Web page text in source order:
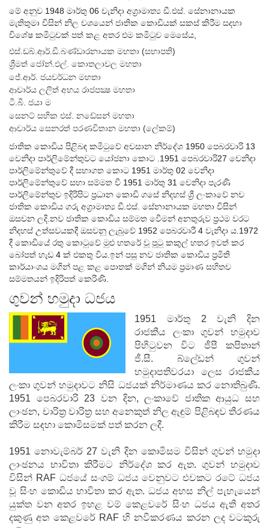
මේ අනුච 1948 මාර්තු 06 චැනිදා අග්‍රාමාත්‍ය ඩී.එස්. සේනානායක
මැතිතුමා චිසින් නිල චශයෙන් ජාතික කොඩියක් සකස් කිරීම සදහා
චිශේෂ කමිටුචක් පත් කළ අතර එම කමිටුච මෙසේය,
එස්.ඩබ්.ආර්.ඩී.බණ්ඩාරනායක මහතා (සභාපති)
ශ්‍රීමත් ‍ජෝන්.එල්. කොතලාචල මහතා
ජේ.ආර්. ජයචර්ධන මහතා
ආචාර්ය ලලිත් අභය රාජපක්‍ෂ මහතා
ටී.බී. ජයා ම
සෙනට් සභික එස්. නඩේසන් මහතා
ආචාර්ය සෙනරත් පරණචිතාන මහතා (ලේකම්)
ජාතික කොඩිය පිළිබඳ කමිටුවේ අචසාන නිර්දේශ 1950 පෙබරවාරි 13
චෙනිදා පාර්ලිමේන්තුවට යෝජනා කොට .1951 ‍පෙබරවාරි27 චෙනිදා
පාර්ලිමේන්තු‍වේ දී සභාගත කොට 1951 මාර්තු 02 වෙනිදා
පාර්ලිමේන්තුවේ සභා සම්මත චී 1951 මාර්තු 31 චෙනිදා පැරණි
පාර්ලිමේන්තුච ඉදිරිපිට ප්‍රධාන කොඩි ගසේ නිදහස් ශ්‍රී ලංකාවේ නච
ජාතික ‍කොඩිය ගරු අග්‍රාමාත්‍ය ඩී.එස්. සේනානායක මහතා චිසින්
ඔසචන ලදි.නව ජාතික කොඩිය සම්මත වීෙමන් අනතුරුව ප්‍රථම වරට
නිදහස් උත්සවයකදී ඔසවනු ලැබුවේ 1952 පෙබරවාරී 4 වැනිදා ය.1972
දී කොඩියේ රතු කොටුවේ මුළු හතරේ වූ පුටු කකුල් හතර ඉවත් කර
බෝපත් හැඩ 4 ක් එකතු විය.ඉන් පසු නව ජාතික කොඩිය ප්‍රමිති
කාර්යාංශය මගින් පළ කළ පොතක් මගින් නියම ප්‍රමාණ සහිතච
සම්මතයන් ඉදිරිපත් කෙරිණි.
ගුවන් හමුදා ධජය
1951 මාර්තු 2 වැනි දින
රාජකීය ලංකා ගුවන් හමුදාව
පිහිටුවන විට ජීපී කපිතාන්
ජී.සී. බ්ලේඩන් ගුවන්
හමුදාපතිවරයා ලෙස රාජකීය
ලංකා ගුවන් හමුදාවට නිසි ධජයක් නිර්මාණය කර නොතිබුණි.
1951 පෙබරවාරි 23 වන දින, ලංකාවේ ජාතික ආයුධ සහ
ලාංඡන, චාරිත්‍ර වාරිත්‍ර සහ අනෙකුත් නිල ඇඳුම් පිළිබඳව තීරණය
කිරීම සඳහා කොමිසමක් පත් කරන ලදී.
1951 නොවැම්බර් 27 වැනි දින කොමිසම විසින් ගුවන් හමුදා
ලාංඡනය භාවිතා කිරීමට නිර්දේශ කර ඇත. ගුවන් හමුදාව
විසින් RAF ධජයේ සංගම් ධජය වෙනුවට එවකට රටේ ධජය
වූ සිංහ කොඩිය භාවිතා කර ඇත. ධජය අහස නිල් පැහැයෙන්
යුක්ත වන අතර ඉහළ වම් කෙළවරේ සිංහ ධජය ඇති අතර
දකුණු අත කෙළවරේ RAF හි නවීකරණය කරන ලද වටකුරු